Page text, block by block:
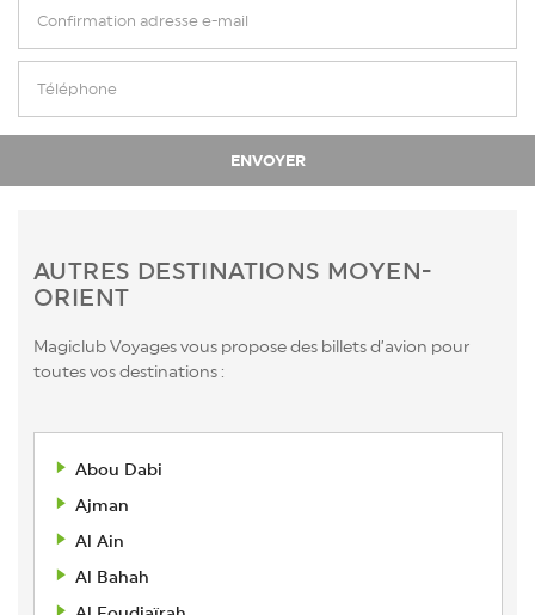
AUTRES DESTINATIONS MOYEN-
ORIENT
Magiclub Voyages vous propose des billets d’avion pour
toutes vos destinations :
Abou Dabi
Ajman
Al Ain
Al Bahah